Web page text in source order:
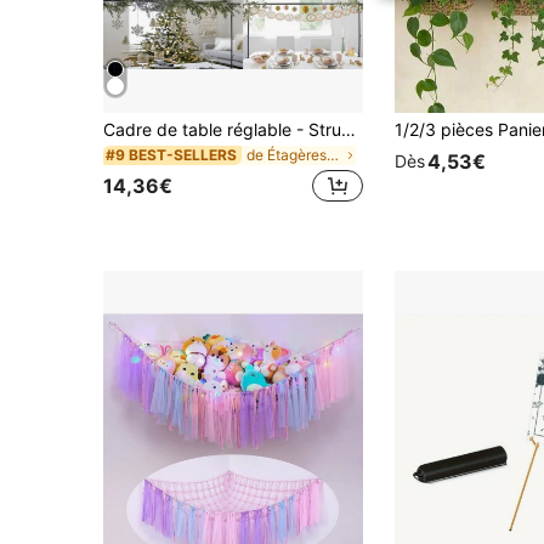
Cadre de table réglable - Structure en fer robuste, extensible de 2,6 pieds à 8,5 pieds - Mariage, anniversaire, Halloween, Noël décoration - Sans électricité nécessaire, décoration de fête événement maison - Arche de fête solide, design de haute qualité, exposition de vacances, exclusif pour les passionnés du DIY
#9 BEST-SELLERS de Étagères de rangement de bureau
14,36€
Dès4,53€